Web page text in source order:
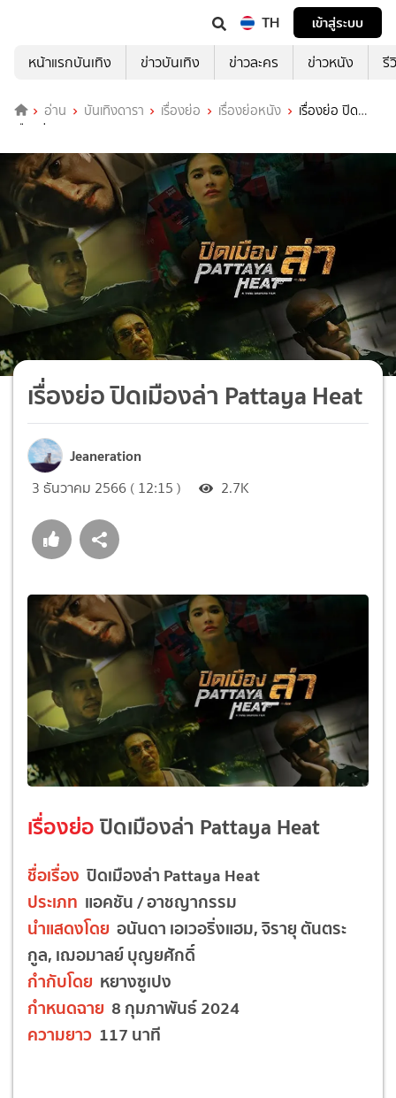
TH
เข้าสู่ระบบ
หน้าแรกบันเทิง
ข่าวบันเทิง ข่าวละคร ข่าวหนัง รี
อ่าน บันเทิงดารา เรื่องย่อ เรื่องย่อหนัง
เรื่องย่อ ปิด
เมืองล่า Pattaya Heat
เรื่องย่อ ปิดเมืองล่า Pattaya Heat
Jeaneration
3 ธันวาคม 2566 ( 12:15 ) 2.7K
เรื่องย่อปิดเมืองล่า Pattaya Heat
ชื่อเรื่อง ปิดเมืองล่า Pattaya Heat
ประเภท แอคชัน / อาชญากรรม
นำแสดงโดย อนันดา เอเวอริ่งแฮม, จิรายุ ตันตระ
กูล, เฌอมาลย์ บุญยศักดิ์
กำกับโดย หยางซูเปง
กำหนดฉาย 8 กุมภาพันธ์ 2024
ความยาว 117 นาที